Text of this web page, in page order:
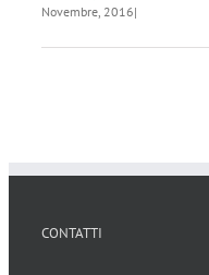
Novembre, 2016|
CONTATTI